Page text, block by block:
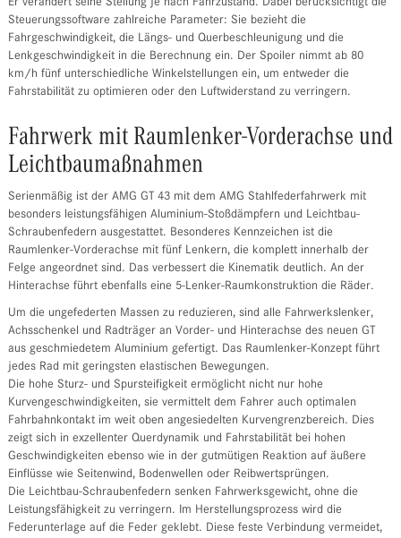
Er verändert seine Stellung je nach Fahrzustand. Dabei berücksichtigt die
Steuerungssoftware zahlreiche Parameter: Sie bezieht die
Fahrgeschwindigkeit, die Längs- und Querbeschleunigung und die
Lenkgeschwindigkeit in die Berechnung ein. Der Spoiler nimmt ab 80
km/h fünf unterschiedliche Winkelstellungen ein, um entweder die
Fahrstabilität zu optimieren oder den Luftwiderstand zu verringern.
Fahrwerk mit Raumlenker-Vorderachse und
Leichtbaumaßnahmen
Serienmäßig ist der AMG GT 43 mit dem AMG Stahlfederfahrwerk mit
besonders leistungsfähigen Aluminium-Stoßdämpfern und Leichtbau-
Schraubenfedern ausgestattet. Besonderes Kennzeichen ist die
Raumlenker-Vorderachse mit fünf Lenkern, die komplett innerhalb der
Felge angeordnet sind. Das verbessert die Kinematik deutlich. An der
Hinterachse führt ebenfalls eine 5-Lenker-Raumkonstruktion die Räder.
Um die ungefederten Massen zu reduzieren, sind alle Fahrwerkslenker,
Achsschenkel und Radträger an Vorder- und Hinterachse des neuen GT
aus geschmiedetem Aluminium gefertigt. Das Raumlenker-Konzept führt
jedes Rad mit geringsten elastischen Bewegungen.
Die hohe Sturz- und Spursteifigkeit ermöglicht nicht nur hohe
Kurvengeschwindigkeiten, sie vermittelt dem Fahrer auch optimalen
Fahrbahnkontakt im weit oben angesiedelten Kurvengrenzbereich. Dies
zeigt sich in exzellenter Querdynamik und Fahrstabilität bei hohen
Geschwindigkeiten ebenso wie in der gutmütigen Reaktion auf äußere
Einflüsse wie Seitenwind, Bodenwellen oder Reibwertsprüngen.
Die Leichtbau-Schraubenfedern senken Fahrwerksgewicht, ohne die
Leistungsfähigkeit zu verringern. Im Herstellungsprozess wird die
Federunterlage auf die Feder geklebt. Diese feste Verbindung vermeidet,